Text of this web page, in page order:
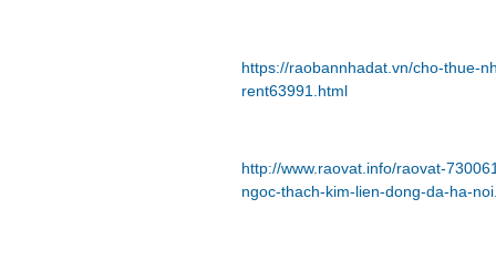
https://raobannhadat.vn/cho-thue-
rent63991.html
http://www.raovat.info/raovat-
ngoc-thach-kim-lien-dong-da-ha-